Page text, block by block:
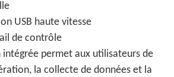
USB haute vitesse
de contrôle
permet aux utilisateurs de
la collecte de données et la